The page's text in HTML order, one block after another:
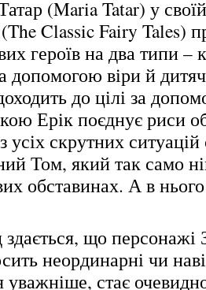
(Maria Tatar) у
Classic Fairy Tales)
героїв на два типи –
допомогою віри й
до цілі за
Ерік поєднує риси
усіх скрутних
Том, який так само
обставинах. А в нього
що персонажі
неординарні чи
стає